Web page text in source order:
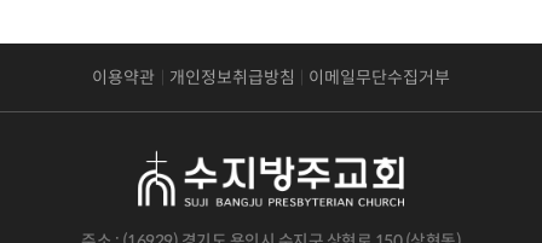
이용약관 개인정보취급방침 이메일무단수집거부